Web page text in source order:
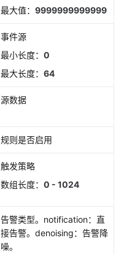
最大值： 9999999999999
事件源
最小长度： 0
最大长度： 64
源数据
规则是否启用
触发策略
数组长度： 0 - 1024
告警类型。notification：直
接告警。denoising：告警降
噪。